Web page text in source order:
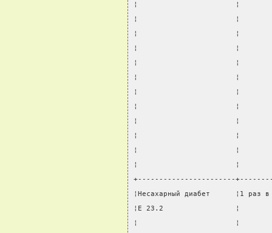
¦                       ¦
¦                       ¦
¦                       ¦
¦                       ¦
¦                       ¦
¦                       ¦
¦                       ¦
¦                       ¦
¦                       ¦
¦                       ¦
¦                       ¦
¦                       ¦
+-----------------------
¦Несахарный диабет      ¦1 раз
¦E 23.2                 ¦
¦                       ¦